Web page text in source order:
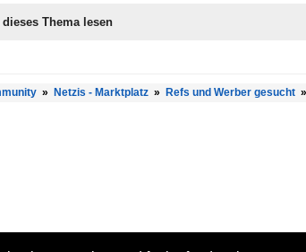
Thema lesen
» Netzis - Marktplatz » Refs und Werber gesucht »